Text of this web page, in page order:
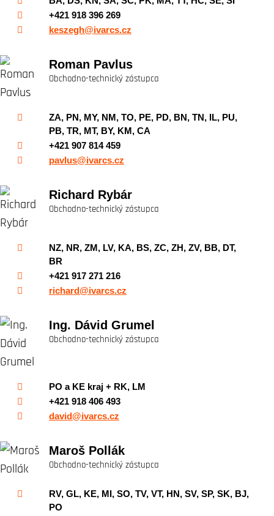
+421 918 396 269
keszegh@ivarcs.cz
Roman Pavlus
Obchodno-technický zástupca
ZA, PN, MY, NM, TO, PE, PD, BN, TN, IL, PU,
PB, TR, MT, BY, KM, CA
+421 907 814 459
pavlus@ivarcs.cz
Richard Rybár
Obchodno-technický zástupca
NZ, NR, ZM, LV, KA, BS, ZC, ZH, ZV, BB, DT,
BR
+421 917 271 216
richard@ivarcs.cz
Ing. Dávid Grumel
Obchodno-technický zástupca
PO a KE kraj + RK, LM
+421 918 406 493
david@ivarcs.cz
Maroš Pollák
Obchodno-technický zástupca
RV, GL, KE, MI, SO, TV, VT, HN, SV, SP, SK, BJ,
PO